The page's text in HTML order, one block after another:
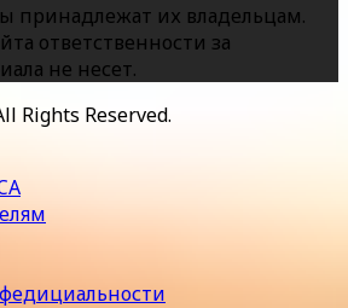
принадлежат их владельцам.
ответственности за
не несет.
Rights Reserved.